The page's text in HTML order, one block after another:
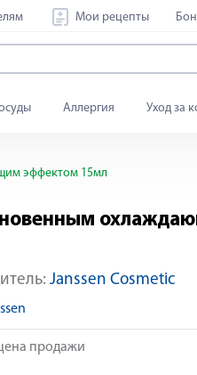
Мои рецепты
Аллергия Уход за
эффектом 15мл
Janssen Cosmetic
продажи